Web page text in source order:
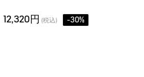
12,320円 (税込) -30%